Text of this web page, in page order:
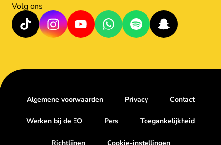
Volg ons
Algemene voorwaarden Privacy Contact
Werken bij de EO Pers Toegankelijkheid
Richtlijnen Cookie-instellingen